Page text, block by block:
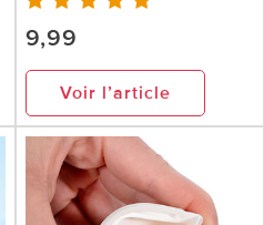
9,99
Voir l’article